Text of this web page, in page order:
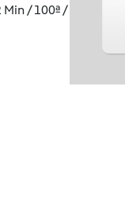
/ 100ª /